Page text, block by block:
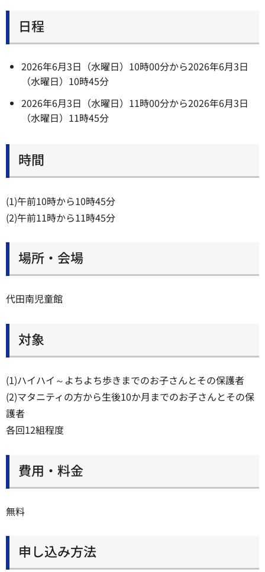
日程
2026年6月3日（水曜日）10時00分から2026年6月3日
（水曜日）10時45分
2026年6月3日（水曜日）11時00分から2026年6月3日
（水曜日）11時45分
時間
(1)午前10時から10時45分
(2)午前11時から11時45分
場所・会場
代田南児童館
対象
(1)ハイハイ～よちよち歩きまでのお子さんとその保護者
(2)マタニティの方から生後10か月までのお子さんとその保
護者
各回12組程度
費用・料金
無料
申し込み方法